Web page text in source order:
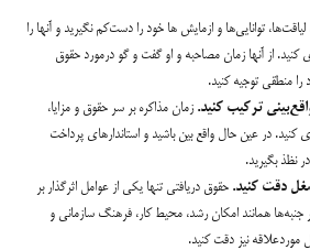
لیاقت‌ها، توانایی‌ها و ازمایش ها خود را دست‌کم نگیرید و آنها را
کنید. از آنها زمان مصاحبه و او گفت و گو درمورد حقوق
را منطقی توجیه کنید.
ترکیب کنید. زمان مذاکره بر سر حقوق و مزایا،
کنید. در عین حال واقع بین باشید و استاندارهای پرداخت
نظذ بگیرید.
دقت کنید. حقوق دریافتی تنها یکی از عوامل اثرگذار بر
همانند امکان رشد، محیط کار، فرهنگ سازمانی و
موردعلاقه نیز دقت کنید.